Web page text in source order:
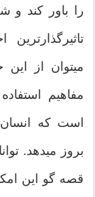
را باور کند و
ميتوان از
مفاهيم
است که
بروز ميدهد.
قصه گو اين